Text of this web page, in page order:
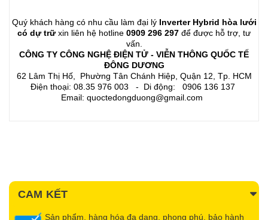
Quý khách hàng có nhu cầu làm đại lý Inverter Hybrid hòa lưới
có dự trữxin liên hệ hotline 0909 296 297 để được hỗ trợ, tư
vấn.
CÔNG TY CÔNG NGHỆ ĐIỆN TỬ - VIỄN THÔNG QUỐC TẾ
ĐÔNG DƯƠNG
62 Lâm Thị Hố, Phường Tân Chánh Hiệp, Quận 12, Tp. HCM
Điện thoại: 08.35 976 003 - Di động: 0906 136 137
Email: quoctedongduong@gmail.com
CAM KẾT
Sản phẩm, hàng hóa đa dạng, phong phú, bảo hành